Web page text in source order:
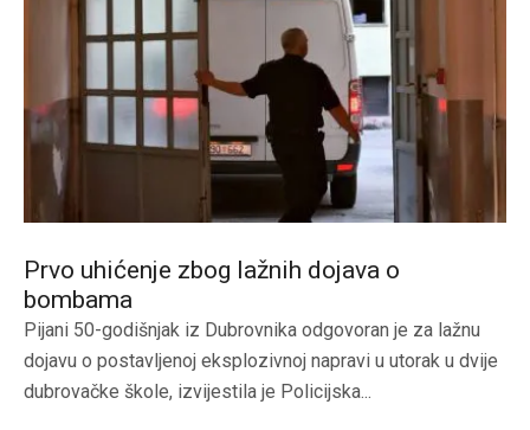
Prvo uhićenje zbog lažnih dojava o
bombama
Pijani 50-godišnjak iz Dubrovnika odgovoran je za lažnu
dojavu o postavljenoj eksplozivnoj napravi u utorak u dvije
dubrovačke škole, izvijestila je Policijska...